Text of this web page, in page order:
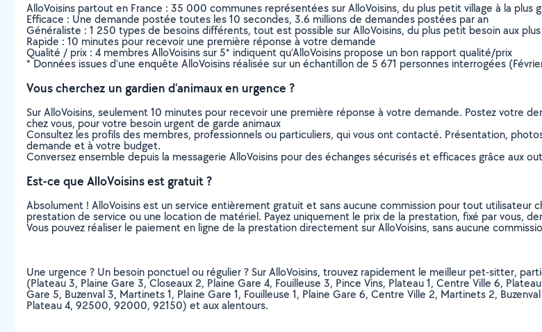
AlloVoisins partout en France : 35 000 communes représentées sur AlloVoisins, du plus petit village à la plus
Efficace : Une demande postée toutes les 10 secondes, 3.6 millions de demandes postées par an
Généraliste : 1 250 types de besoins différents, tout est possible sur AlloVoisins, du plus petit besoin aux
Rapide : 10 minutes pour recevoir une première réponse à votre demande
Qualité / prix : 4 membres AlloVoisins sur 5* indiquent qu’AlloVoisins propose un bon rapport qualité/prix
* Données issues d’une enquête AlloVoisins réalisée sur un échantillon de 5 671 personnes interrogées
Vous cherchez un gardien d'animaux en urgence ?
Sur AlloVoisins, seulement 10 minutes pour recevoir une première réponse à votre demande. Postez votre
chez vous, pour votre besoin urgent de garde animaux
Consultez les profils des membres, professionnels ou particuliers, qui vous ont contacté. Présentation,
demande et à votre budget.
Conversez ensemble depuis la messagerie AlloVoisins pour des échanges sécurisés et efficaces grâce aux
Est-ce que AlloVoisins est gratuit ?
Absolument ! AlloVoisins est un service entièrement gratuit et sans aucune commission pour tout utilisateur
prestation de service ou une location de matériel. Payez uniquement le prix de la prestation, fixé par vous,
Vous pouvez réaliser le paiement en ligne de la prestation directement sur AlloVoisins, sans aucune
Une urgence ? Un besoin ponctuel ou régulier ? Sur AlloVoisins, trouvez rapidement le meilleur pet-sitter,
(Plateau 3, Plaine Gare 3, Closeaux 2, Plaine Gare 4, Fouilleuse 3, Pince Vins, Plateau 1, Centre Ville 6,
Gare 5, Buzenval 3, Martinets 1, Plaine Gare 1, Fouilleuse 1, Plaine Gare 6, Centre Ville 2, Martinets 2,
Plateau 4, 92500, 92000, 92150) et aux alentours.